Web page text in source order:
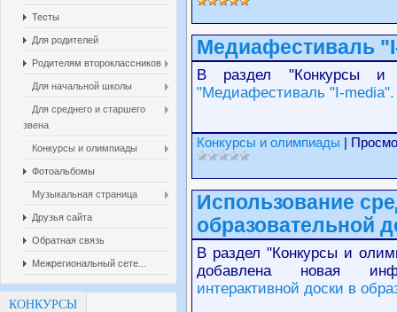
Тесты
Для родителей
Родителям второклассников
Для начальной школы
Для среднего и старшего
звена
Конкурсы и олимпиады
Фотоальбомы
Музыкальная страница
Друзья сайта
Обратная связь
Межрегиональный сете...
КОНКУРСЫ
Медиафестиваль
В раздел "Конкурсы и
"Медиафестиваль "I-media".
Конкурсы и олимпиады |
Использование
образовательной
В раздел "Конкурсы и
добавлена новая
интерактивной доски в